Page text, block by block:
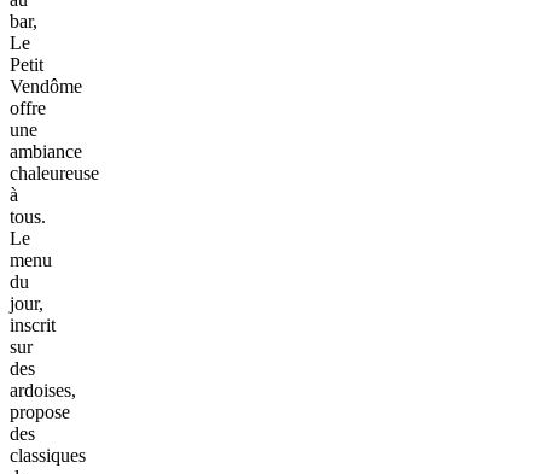
bar,
Le
Petit
Vendôme
offre
une
ambiance
chaleureuse
à
tous.
Le
menu
du
jour,
inscrit
sur
des
ardoises,
propose
des
classiques